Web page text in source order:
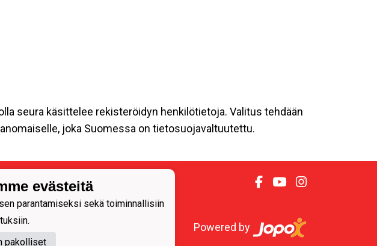
seura käsittelee rekisteröidyn henkilötietoja. Valitus tehdään
joka Suomessa on tietosuojavaltuutettu.
Powered by
evästeitä
parantamiseksi sekä toiminnallisiin
pakolliset